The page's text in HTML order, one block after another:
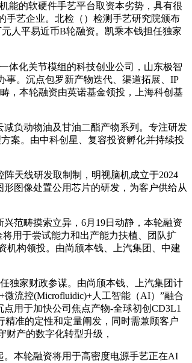
能的软硬件手艺平台取资本劣势，具有很
手艺企业。北检（）检测手艺研究院颁布
人平易近币B轮融资。凯乘本钱担任独家
体化关节模组的科技创业公司，山东极智
事。沉点包罗新产物迭代、渠道拓展、IP
，本轮融资由英诺基金领投，上海科创基
负动物油及甘油二酯产物系列。专注研发
案。由中科创星、复容投资孵化并持续投
天线研发取制制，明视脑机成立于2024
图像处置公用芯片的研发，为客户供给从
范畴摸索立异，6月19日动静，本轮融资
用于尝试能力和出产能力扶植、团队扩
机构领投。由尚颀本钱、上汽集团、中建
独家财政参谋。由尚颀本钱、上汽集团计
流控(Microfluidic)+人工智能（AI）”融合
用于加快公司焦点产物-全球初创CD3L1
准的定性和定量阐发，同时需兼顾客户
产的数字化转型升级，
本轮融资将用于高密度电源手艺正在AI